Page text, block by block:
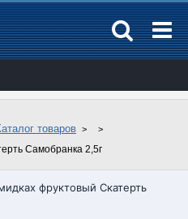
товаров
Самобранка 2,5г
фруктовый Скатерть